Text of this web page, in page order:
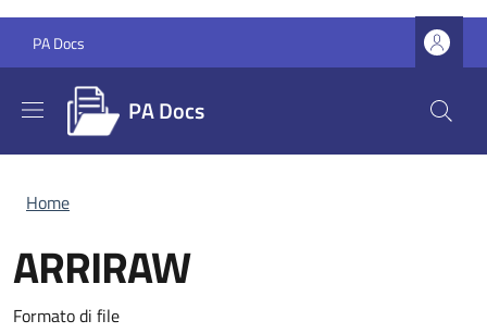
PA Docs
PA Docs
Briciole di pane
Home
ARRIRAW
Formato di file